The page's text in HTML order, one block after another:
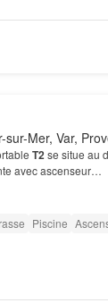
Mer, Var,
T2se situe au
avec ascenseur…
Piscine